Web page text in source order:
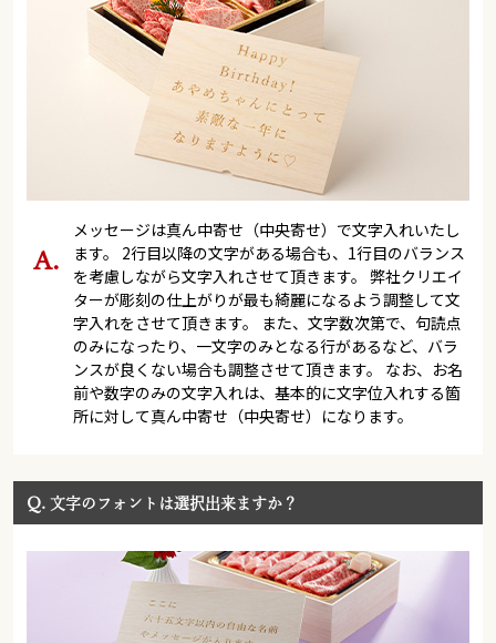
メッセージは真ん中寄せ（中央寄せ）で文字入れいたし
ます。 2行目以降の文字がある場合も、1行目のバランス
を考慮しながら文字入れさせて頂きます。 弊社クリエイ
ターが彫刻の仕上がりが最も綺麗になるよう調整して文
字入れをさせて頂きます。 また、文字数次第で、句読点
のみになったり、一文字のみとなる行があるなど、バラ
ンスが良くない場合も調整させて頂きます。 なお、お名
前や数字のみの文字入れは、基本的に文字位入れする箇
所に対して真ん中寄せ（中央寄せ）になります。
Q. 文字のフォントは選択出来ますか？